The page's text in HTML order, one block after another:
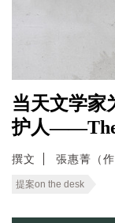
当天文学家
护人——The
撰文 張惠菁（
提案on the desk